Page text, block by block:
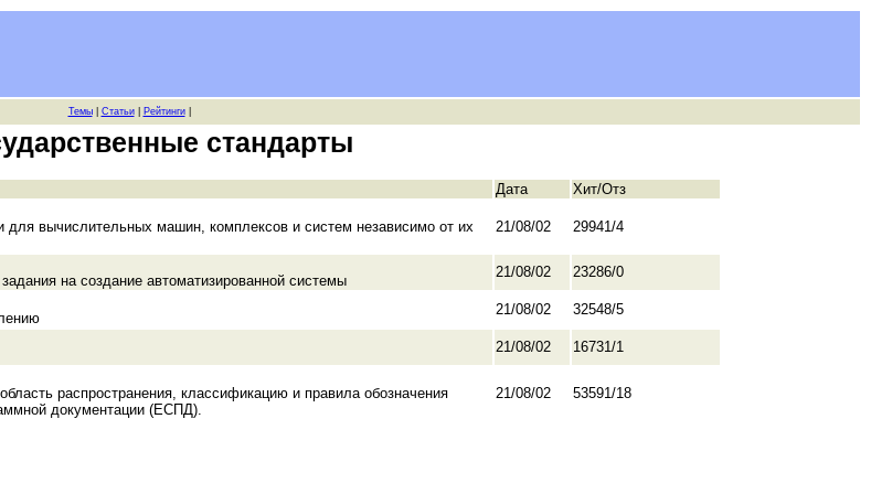
Темы| Статьи| Рейтинги|
стандарты
Дата
Хит/Отз
для вычислительных машин, комплексов и систем независимо от их
21/08/02 29941/4
на создание автоматизированной системы
21/08/02
23286/0
21/08/02
32548/5
21/08/02
16731/1
распространения, классификацию и правила обозначения
документации (ЕСПД).
21/08/02 53591/18